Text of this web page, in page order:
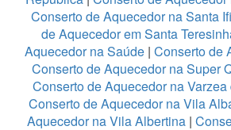
Conserto de Aquecedor na Santa
de Aquecedor em Santa
Aquecedor na Saúde | Conserto de
Conserto de Aquecedor na Super
Conserto de Aquecedor na
Conserto de Aquecedor na Vila
Aquecedor na Vila Albertina|